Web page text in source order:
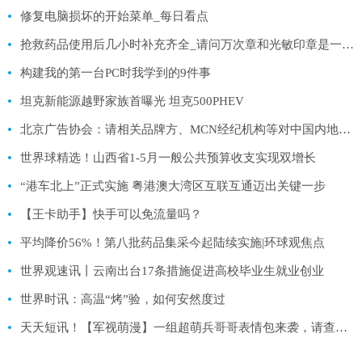
修复电脑损坏的开始菜单_每日看点
抢救药品使用后几小时补充齐全_请问万次章和光敏印章是一回事吗有什么区别使用过程需要自行补充
构建我的第一台PC时我学到的9件事
坦克新能源越野家族首曝光 坦克500PHEV
北京广告协会：请相关品牌方、MCN经纪机构等对中国内地男歌手蔡某某做好风险把控
世界球精选！山西省1-5月一般公共预算收支实现双增长
“港车北上”正式实施 粤港澳大湾区互联互通迈出关键一步
【王卡助手】快手可以免流量吗？
平均降价56%！第八批药品集采今起陆续实施|环球观焦点
世界观速讯丨云南出台17条措施促进高校毕业生就业创业
世界时讯：高温“烤”验，如何安然度过
天天短讯！【军视萌漫】一组超萌兵哥哥表情包来袭，请查收！（九）